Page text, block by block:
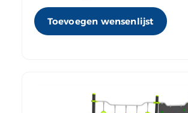
Toevoegen wensenlijst